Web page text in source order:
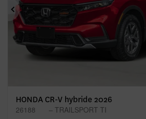
Précédent
HONDA CR-V hybride 2026
26188 – TRAILSPORT TI